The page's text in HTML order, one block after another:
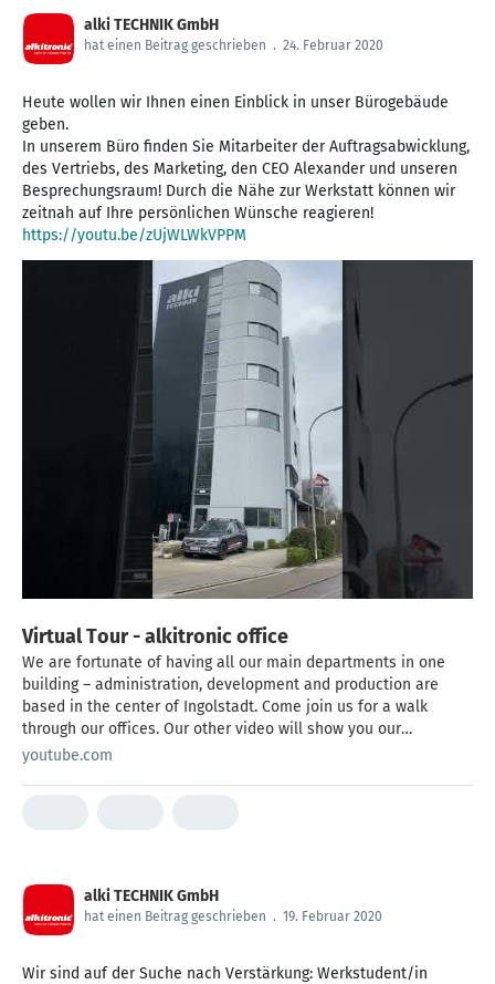
alki TECHNIK GmbH
hat einen Beitrag geschrieben . 24. Februar 2020
Heute wollen wir Ihnen einen Einblick in unser Bürogebäude
geben.
In unserem Büro finden Sie Mitarbeiter der Auftragsabwicklung,
des Vertriebs, des Marketing, den CEO Alexander und unseren
Besprechungsraum! Durch die Nähe zur Werkstatt können wir
https://youtu.be/zUjWLWkVPPM
Virtual Tour - alkitronic office
We are fortunate of having all our main departments in one
building – administration, development and production are
based in the center of Ingolstadt. Come join us for a walk
through our offices. Our other video will show you our
workshop, development and production line.
youtube.com
alki TECHNIK GmbH
hat einen Beitrag geschrieben . 19. Februar 2020
Wir sind auf der Suche nach Verstärkung: Werkstudent/in